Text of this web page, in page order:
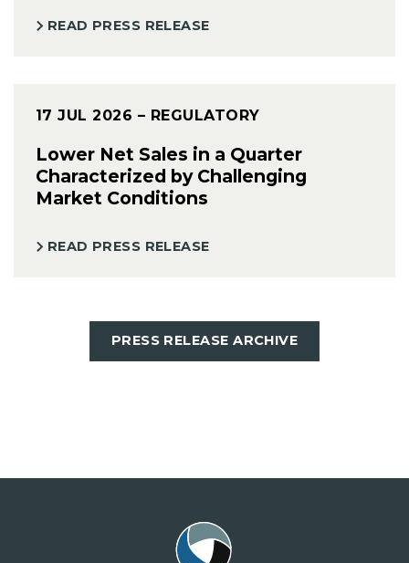
READ PRESS RELEASE
17 JUL 2026 – REGULATORY
Lower Net Sales in a Quarter
Characterized by Challenging
Market Conditions
READ PRESS RELEASE
PRESS RELEASE ARCHIVE